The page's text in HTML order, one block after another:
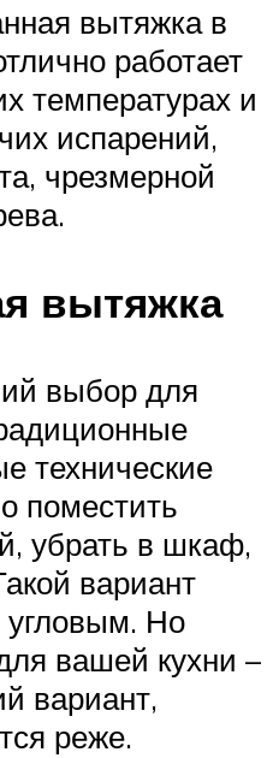
вытяжка в
работает
температурах и
испарений,
чрезмерной
вытяжка
выбор для
технические
поместить
убрать в шкаф,
вариант
Но
вашей кухни –
вариант,
реже.